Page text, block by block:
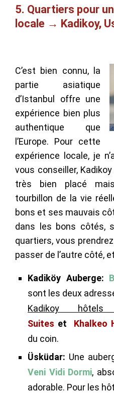
5. Quartiers pour
locale → Kadikoy,
C’est bien connu, la
partie asiatique
d’Istanbul offre une
expérience bien plus
authentique que
l’Europe. Pour cette
expérience locale, je
vous conseiller,
très bien placé
tourbillon de la vie
bons et ses mauvais
dans les bons côtés,
quartiers, vous
passer de l’autre côté,
Kadiköy Auberge:
sont les deux
Kadikoy hôtels
Suites et Khalkeo
du coin.
Üsküdar: Une
Veni Vidi Dormi,
adorable. Pour les